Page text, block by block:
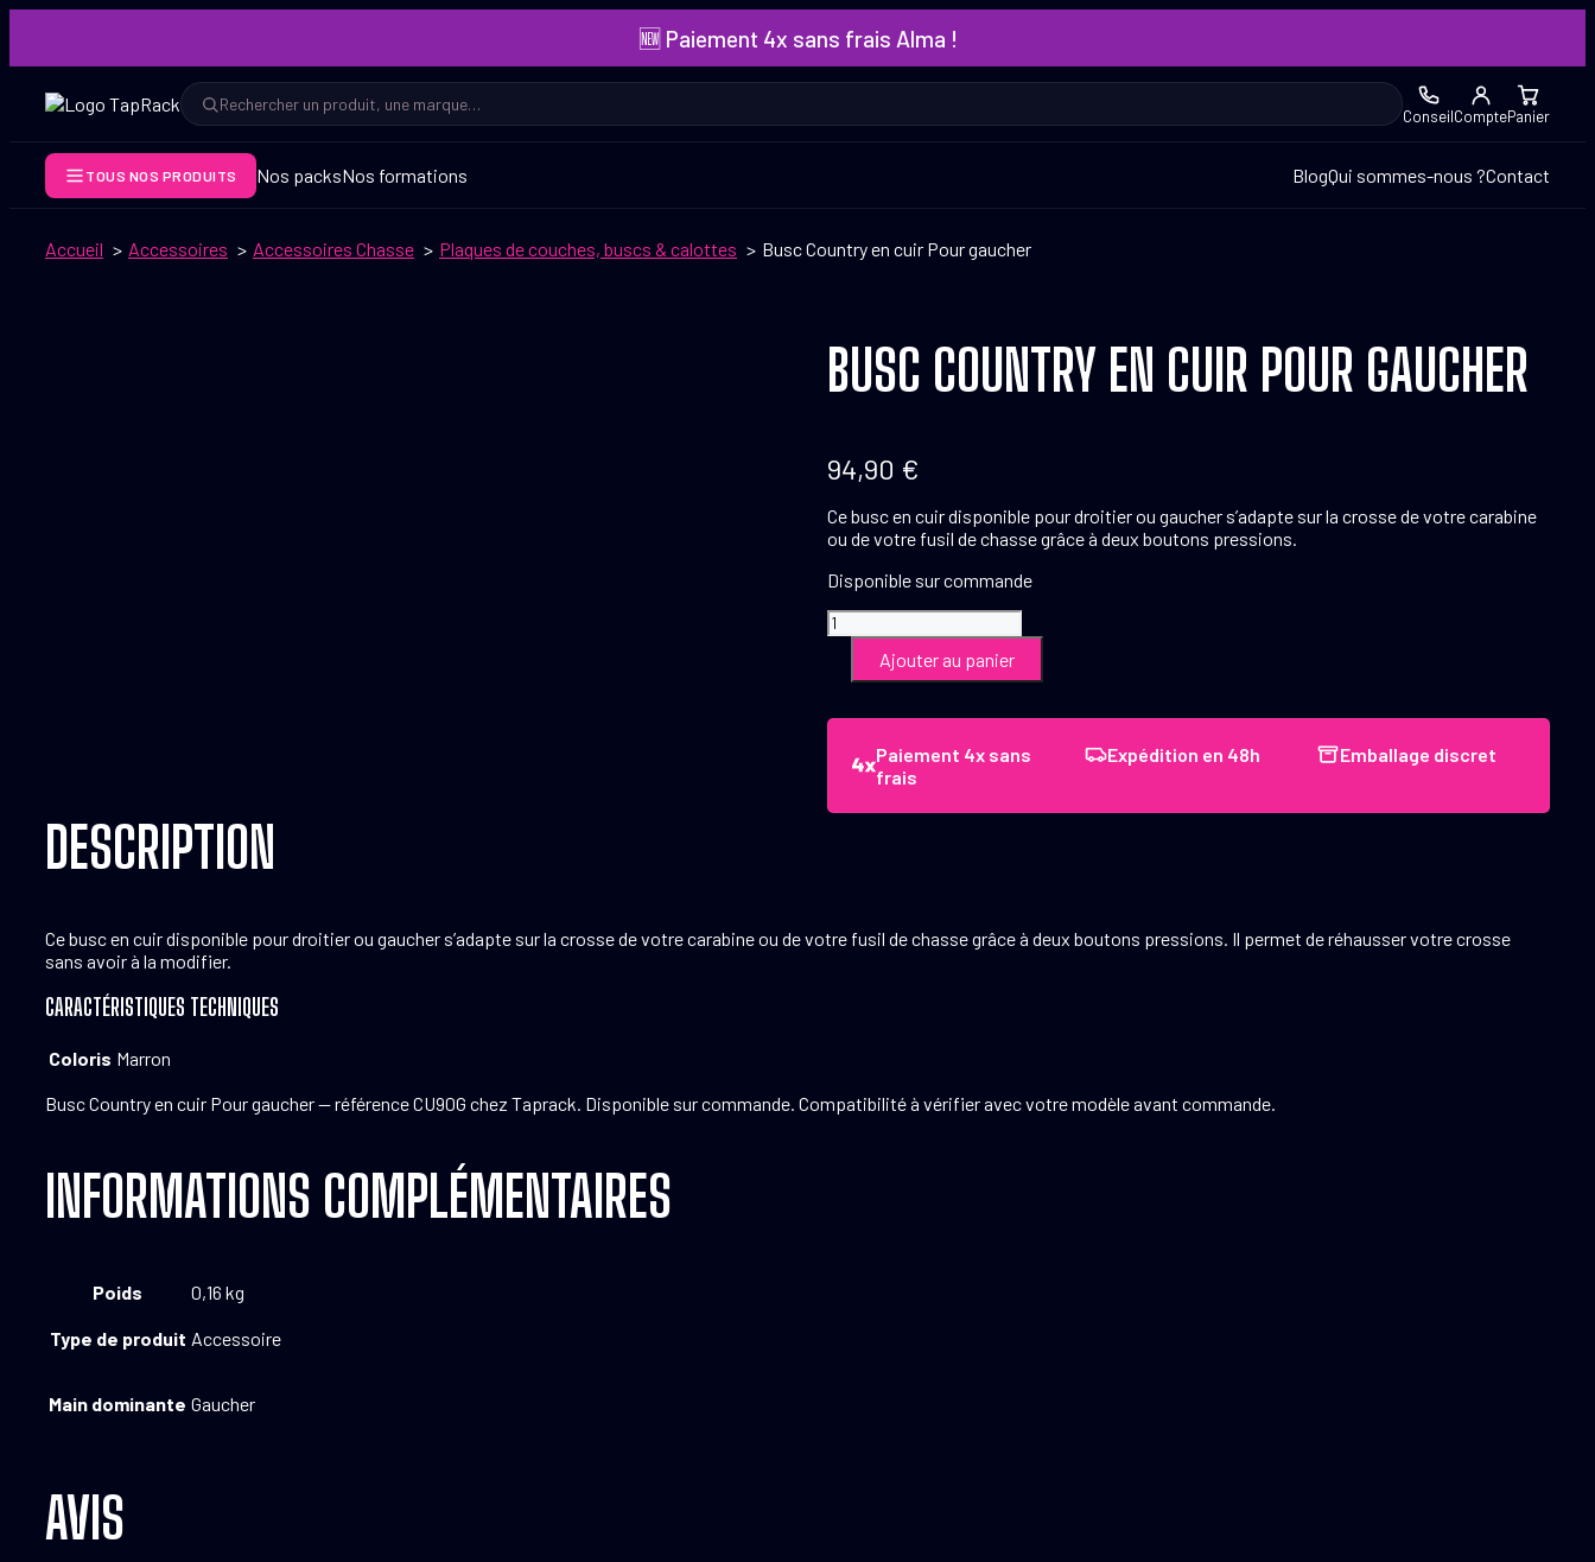
contenu
🆕 Paiement 4x sans frais Alma !
Rechercher
Rechercher ConseilComptePanier
TOUS NOS PRODUITS Nos packsNos formations BlogQui sommes-nous ?Contact
Accueil Accessoires Accessoires Chasse Plaques de couches, buscs & calottes Busc Country en cuir Pour gaucher
BUSC COUNTRY EN CUIR POUR GAUCHER
94,90 €
Ce busc en cuir disponible pour droitier ou gaucher s’adapte sur la crosse de votre carabine
ou de votre fusil de chasse grâce à deux boutons pressions.
Disponible sur commande
quantité
de
Country
Pour
gaucher
Ajouter au panier
Paiement 4x sans
frais
Expédition en 48h Emballage discret
DESCRIPTION
Ce busc en cuir disponible pour droitier ou gaucher s’adapte sur la crosse de votre carabine ou de votre fusil de chasse grâce à deux boutons pressions. Il permet de réhausser votre crosse
sans avoir à la modifier.
CARACTÉRISTIQUES TECHNIQUES
Coloris Marron
Busc Country en cuir Pour gaucher — référence CU90G chez Taprack. Disponible sur commande. Compatibilité à vérifier avec votre modèle avant commande.
INFORMATIONS COMPLÉMENTAIRES
Poids 0,16 kg
Type de produit Accessoire
Main dominante Gaucher
AVIS